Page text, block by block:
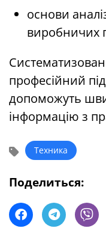
основи
виробничих
професійний
допоможуть
інформацію з
Техника
Поделиться: